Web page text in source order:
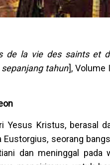
de la vie des saints et
tahun], Volume
Yesus Kristus, berasal
Eustorgius, seorang
dan meninggal